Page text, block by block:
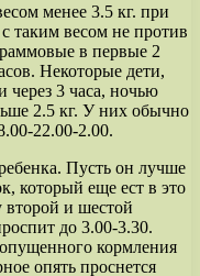
менее 3.5 кг. при
таким весом не против
в первые 2
Некоторые дети,
через 3 часа, ночью
2.5 кг. У них обычно
22.00-2.00.
Пусть он лучше
который еще ест в это
второй и шестой
до 3.00-3.30.
кормления
опять проснется